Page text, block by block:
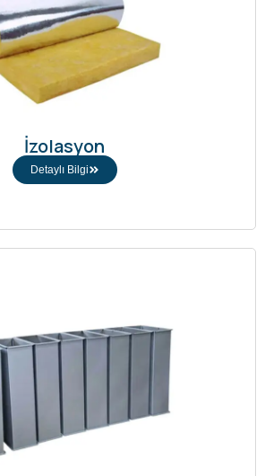
İzolasyon
Detaylı Bilgi